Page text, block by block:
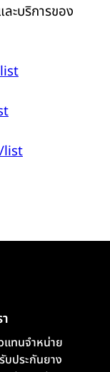
ะบริการของ
list
แทนจำหน่าย
บประกันยาง